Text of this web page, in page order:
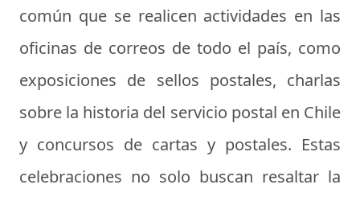
común que se realicen actividades en las
oficinas de correos de todo el país, como
exposiciones de sellos postales, charlas
sobre la historia del servicio postal en Chile
y concursos de cartas y postales. Estas
celebraciones no solo buscan resaltar la